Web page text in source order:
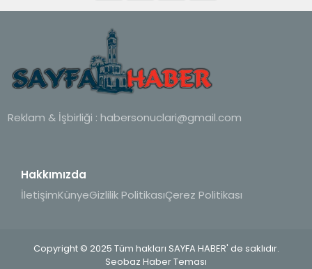
Reklam & İşbirliği : habersonuclari@gmail.com
Hakkımızda
İletişimKünyeGizlilik PolitikasıÇerez Politikası
Copyright © 2025 Tüm hakları SAYFA HABER' de saklıdır.
Seobaz Haber Teması